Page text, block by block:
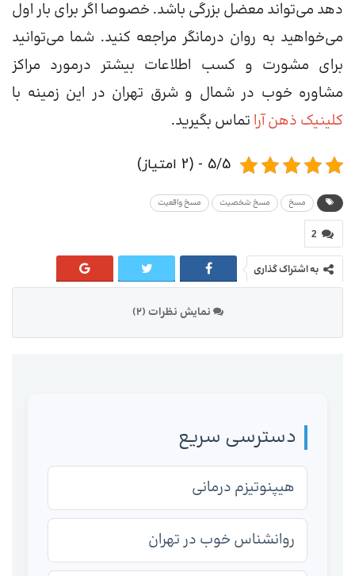
دهد می‌تواند معضل بزرگی باشد. خصوصا اگر برای بار اول
می‌خواهید به روان درمانگر مراجعه کنید. شما می‌توانید
برای مشورت و کسب اطلاعات بیشتر درمورد مراکز
مشاوره خوب در شمال و شرق تهران در این زمینه با
کلینیک ذهن آرا تماس بگیرید.
5/5 - (2 امتیاز)
مسخ مسخ شخصیت مسخ واقعیت
2
به اشتراک گذاری
نمایش نظرات (2)
دسترسی سریع
هیپنوتیزم درمانی
روانشناس خوب در تهران